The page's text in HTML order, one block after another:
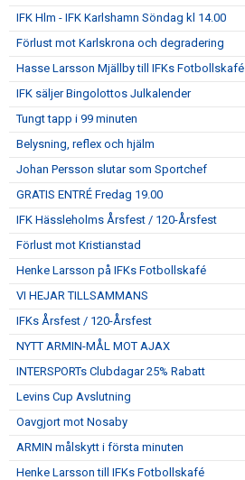
IFK Hlm - IFK Karlshamn Söndag kl 14.00
Förlust mot Karlskrona och degradering
Hasse Larsson Mjällby till IFKs Fotbollskafé
IFK säljer Bingolottos Julkalender
Tungt tapp i 99 minuten
Belysning, reflex och hjälm
Johan Persson slutar som Sportchef
GRATIS ENTRÉ Fredag 19.00
IFK Hässleholms Årsfest / 120-Årsfest
Förlust mot Kristianstad
Henke Larsson på IFKs Fotbollskafé
VI HEJAR TILLSAMMANS
IFKs Årsfest / 120-Årsfest
NYTT ARMIN-MÅL MOT AJAX
INTERSPORTs Clubdagar 25% Rabatt
Levins Cup Avslutning
Oavgjort mot Nosaby
ARMIN målskytt i första minuten
Henke Larsson till IFKs Fotbollskafé